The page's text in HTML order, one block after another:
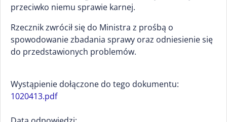
przeciwko niemu sprawie karnej.
Rzecznik zwrócił się do Ministra z prośbą o
spowodowanie zbadania sprawy oraz odniesienie się
do przedstawionych problemów.
Wystąpienie dołączone do tego dokumentu:
1020413.pdf